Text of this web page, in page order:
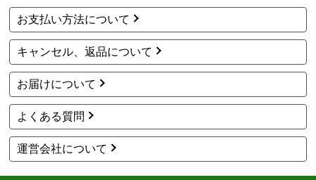
お支払い方法について
キャンセル、返品について
お届けについて
よくある質問
運営会社について